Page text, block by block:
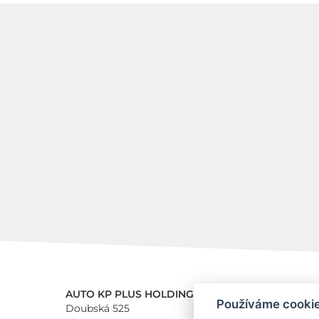
AUTO KP PLUS HOLDING a.s.
Doubská 525
Používáme